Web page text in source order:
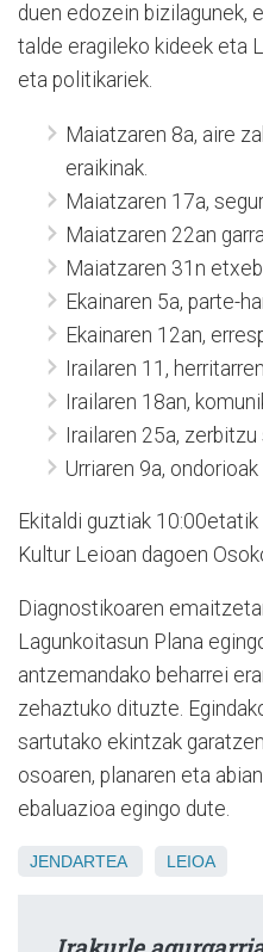
duen edozein bizilagunek,
talde eragileko kideek eta
eta politikariek.
Maiatzaren 8a, aire
eraikinak.
Maiatzaren 17a,
Maiatzaren 22an
Maiatzaren 31n
Ekainaren 5a, parte-
Ekainaren 12an,
Irailaren 11,
Irailaren 18an,
Irailaren 25a,
Urriaren 9a,
Ekitaldi guztiak
Kultur Leioan dagoen
Diagnostikoaren
Lagunkoitasun Plana
antzemandako beharrei
zehaztuko dituzte.
sartutako ekintzak
osoaren, planaren eta
ebaluazioa egingo dute.
JENDARTEA LEIOA